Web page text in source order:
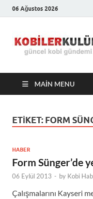
06 Ağustos 2026
MAIN MENU
ETIKET: FORM
HABER
Form Sünger’de
06 Eylül 2013 - by Kobi
Çalışmalarını Kayseri